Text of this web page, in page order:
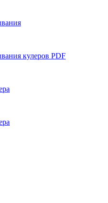
кулеров PDF